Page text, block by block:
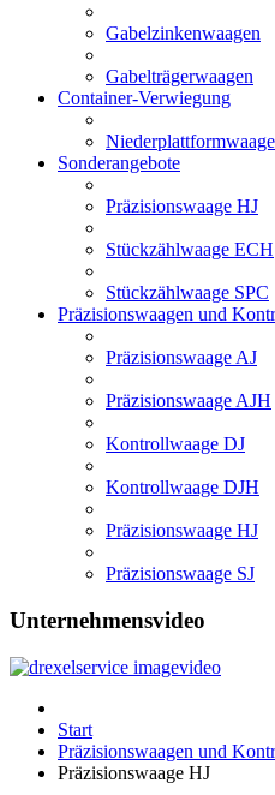
Gabelzinkenwaagen
Gabelträgerwaagen
Container-Verwiegung
Sonderangebote
Präzisionswaage HJ
Stückzählwaage ECH
Stückzählwaage SPC
Präzisionswaagen und
Präzisionswaage AJ
Präzisionswaage AJH
Kontrollwaage DJ
Kontrollwaage DJH
Präzisionswaage HJ
Präzisionswaage SJ
Unternehmensvideo
Start
Präzisionswaagen und
Präzisionswaage HJ